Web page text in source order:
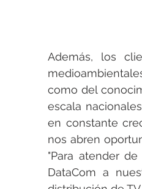
Además, los
como del
escala
en constante
nos abren
"Para atender
DataCom a